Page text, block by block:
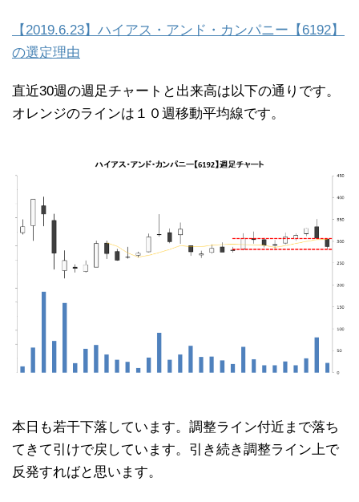
【2019.6.23】ハイアス・アンド・カンパニー【6192】
の選定理由
直近30週の週足チャートと出来高は以下の通りです。
オレンジのラインは１０週移動平均線です。
本日も若干下落しています。調整ライン付近まで落ち
てきて引けで戻しています。引き続き調整ライン上で
反発すればと思います。